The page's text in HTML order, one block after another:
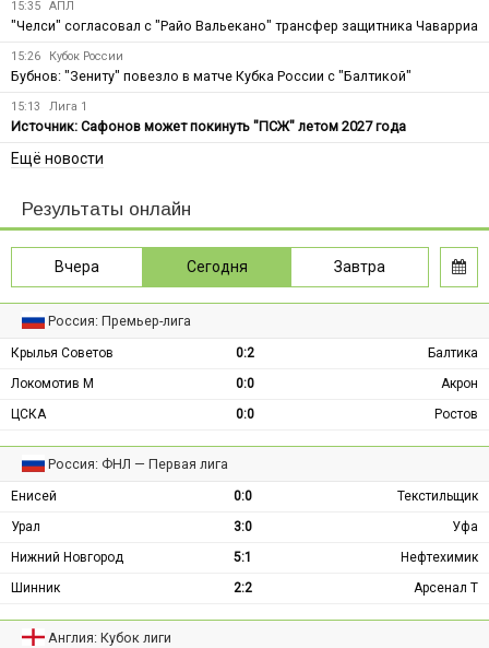
15:35 АПЛ
"Челси" согласовал с "Райо Вальекано" трансфер защитника Чаварриа
15:26 Кубок России
Бубнов: "Зениту" повезло в матче Кубка России с "Балтикой"
15:13 Лига 1
Источник: Сафонов может покинуть "ПСЖ" летом 2027 года
Ещё новости
Результаты онлайн
Вчера Сегодня Завтра
Россия: Премьер-лига
Крылья Советов 0:2
Балтика
Локомотив М
0:0
Акрон
ЦСКА
0:0 Ростов
Россия: ФНЛ — Первая лига
Енисей 0:0
Текстильщик
Урал
3:0
Уфа
Нижний Новгород
5:1
Нефтехимик
Шинник
2:2 Арсенал Т
Англия: Кубок лиги